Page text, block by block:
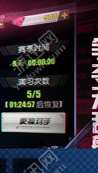
对决
演 大